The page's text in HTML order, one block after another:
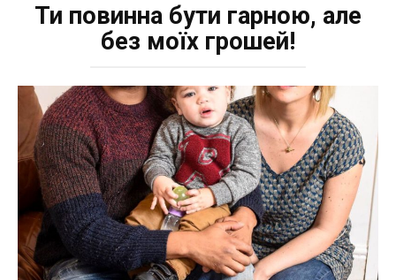
Ти повинна бути гарною, але
без моїх грошей!